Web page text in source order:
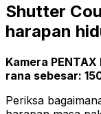
Shutter
harapan
Kamera
rana sebesar:
Periksa